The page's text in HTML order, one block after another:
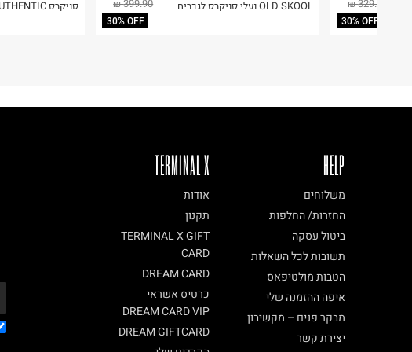
ח.פ. 512480740
סניקרס UA AUTHENTIC / גברים 399.90 ₪
30% OFF
OLD SKOOL נעלי סניקרס לגברים 329.90 ₪
30% OFF
TERMINAL X
אודות
תקנון
TERMINAL X GIFT
CARD
DREAM CARD
כרטיס אשראי
DREAM CARD VIP
DREAM GIFTCARD
HELP
משלוחים
החזרות/ החלפות
ביטול עסקה
תשובות לכל השאלות
הטבות מולטיפאס
איפה ההזמנה שלי
מבקר פנים – מקשיבון
יצירת קשר